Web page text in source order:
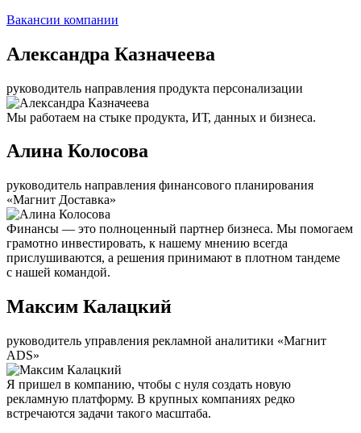
Вакансии компании
Александра Казначеева
руководитель направления продукта персонализации
Мы работаем на стыке продукта, ИТ, данных и бизнеса.
Алина Колосова
руководитель направления финансового планирования
«Магнит Доставка»
Финансы — это полноценный партнер бизнеса. Мы помогаем
грамотно инвестировать, к нашему мнению всегда
прислушиваются, а решения принимают в плотном тандеме
с нашей командой.
Максим Калацкий
руководитель управления рекламной аналитики «Магнит
ADS»
Я пришел в компанию, чтобы с нуля создать новую
рекламную платформу. В крупных компаниях редко
встречаются задачи такого масштаба.